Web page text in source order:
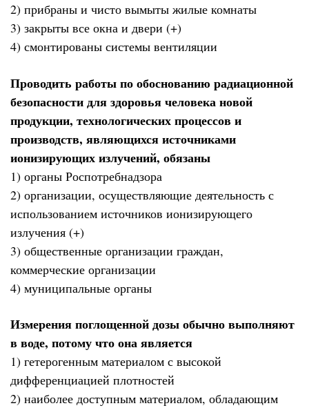
2) прибраны и чисто вымыты жилые комнаты
3) закрыты все окна и двери (+)
4) смонтированы системы вентиляции
Проводить работы по обоснованию радиационной
безопасности для здоровья человека новой
продукции, технологических процессов и
производств, являющихся источниками
ионизирующих излучений, обязаны
1) органы Роспотребнадзора
2) организации, осуществляющие деятельность с
использованием источников ионизирующего
излучения (+)
3) общественные организации граждан,
коммерческие организации
4) муниципальные органы
Измерения поглощенной дозы обычно выполняют
в воде, потому что она является
1) гетерогенным материалом с высокой
дифференциацией плотностей
2) наиболее доступным материалом, обладающим